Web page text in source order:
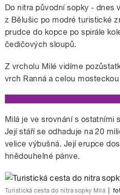
Do nitra původní sopky - dnes
z Bělušic po modré turistické
prudce do kopce po spirále
čedičových sloupů.
Z vrcholu Milé vidíme
vrch Ranná a celou
Milá je ve srovnání s ostatními
Její stáří se odhaduje na 20
velice výbušná. Její erupce
hnědouhelné pánve.
Turistická cesta do nitra sopky Milá